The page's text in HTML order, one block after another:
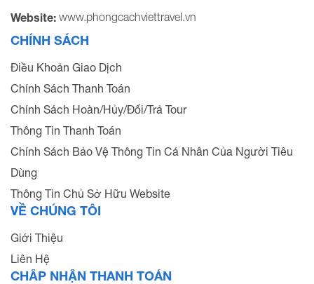
Website: www.phongcachviettravel.vn
CHÍNH SÁCH
Điều Khoản Giao Dịch
Chính Sách Thanh Toán
Chính Sách Hoàn/Hủy/Đổi/Trả Tour
Thông Tin Thanh Toán
Chính Sách Bảo Vệ Thông Tin Cá Nhân Của Người Tiêu
Dùng
Thông Tin Chủ Sở Hữu Website
VỀ CHÚNG TÔI
Giới Thiệu
Liên Hệ
CHẤP NHẬN THANH TOÁN